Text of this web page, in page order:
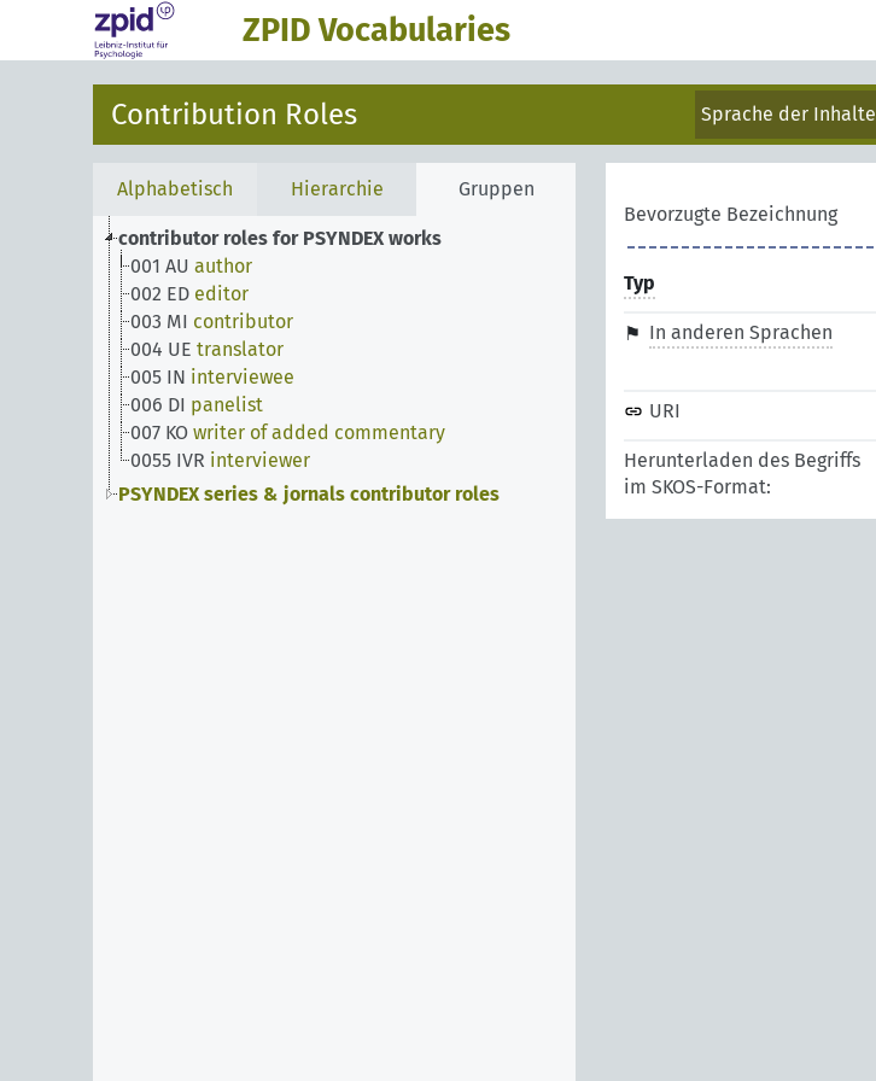
ZPID Vocabularies
Contribution Roles Sprache der Inhalte
Alphabetisch Hierarchie Gruppen
contributor roles for PSYNDEX works
001 AU author
002 ED editor
003 MI contributor
004 UE translator
005 IN interviewee
006 DI panelist
007 KO writer of added commentary
0055 IVR interviewer
PSYNDEX series & jornals contributor roles
Bevorzugte Bezeichnung
Typ
In anderen Sprachen
URI
Herunterladen des Begriffs
im SKOS-Format: